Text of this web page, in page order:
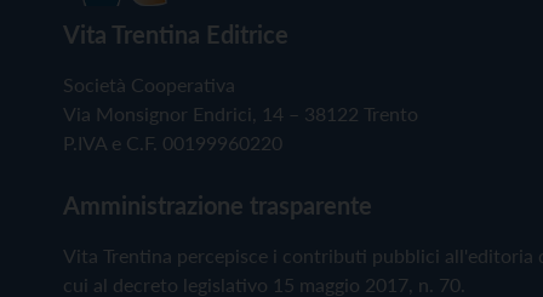
Vita Trentina Editrice
Società Cooperativa
Via Monsignor Endrici, 14 – 38122 Trento
P.IVA e C.F. 00199960220
Amministrazione trasparente
Vita Trentina percepisce i contributi pubblici all'editoria
cui al decreto legislativo 15 maggio 2017, n. 70.